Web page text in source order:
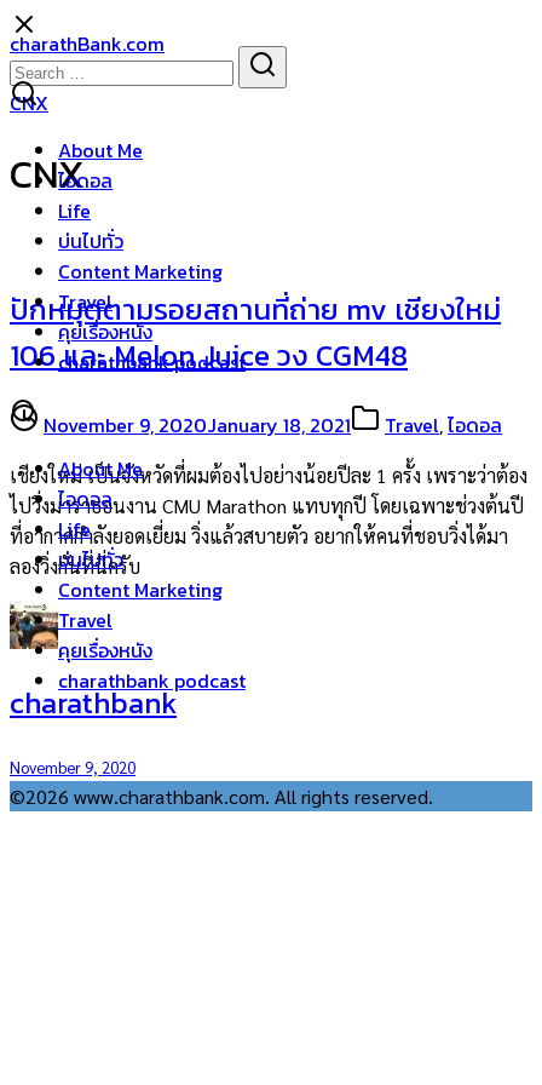
Skip
to
content
charathBank.com
About Me
ไอดอล
Life
บ่นไปทั่ว
Content Marketing
Travel
คุยเรื่องหนัง
charathbank podcast
About Me
ไอดอล
Life
บ่นไปทั่ว
Content Marketing
Travel
คุยเรื่องหนัง
charathbank podcast
Search
for:
CNX
CNX
ปักหมุดตามรอยสถานที่ถ่าย mv เชียงใหม่
106 และ Melon Juice วง CGM48
November 9, 2020January 18, 2021 Travel,ไอดอล
เชียงใหม่ เป็นจังหวัดที่ผมต้องไปอย่างน้อยปีละ 1 ครั้ง เพราะว่าต้อง
ไปวิ่งมาราธอนงาน CMU Marathon แทบทุกปี โดยเฉพาะช่วงต้นปี
ที่อากาศกำลังยอดเยี่ยม วิ่งแล้วสบายตัว อยากให้คนที่ชอบวิ่งได้มา
ลองวิ่งกันที่นี่ครับ
charathbank
November 9, 2020
©2026 www.charathbank.com. All rights reserved.